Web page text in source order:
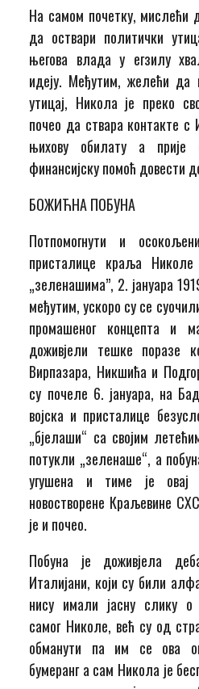
На самом почетку, мислећи
да оствари политички
његова влада у егзилу
идеју. Међутим, желећи да
утицај, Никола је преко
почео да ствара контакте
њихову обилату а
финансијску помоћ довести
БОЖИЋНА ПОБУНА
Потпомогнути и
присталице краља
„зеленашима”, 2. јануара
међутим, ускоро су се
промашеног концепта и
доживјели тешке поразе
Вирпазара, Никшића и
су почеле 6. јануара, на
војска и присталице
„бјелаши“ са својим
потукли „зеленаше“, а
угушена и тиме је овај
новостворене Краљевине
је и почео.
Побуна је доживјела
Италијани, који су били
нису имали јасну слику о
самог Николе, већ су од
обманути па им се ова
бумеранг а сам Никола је